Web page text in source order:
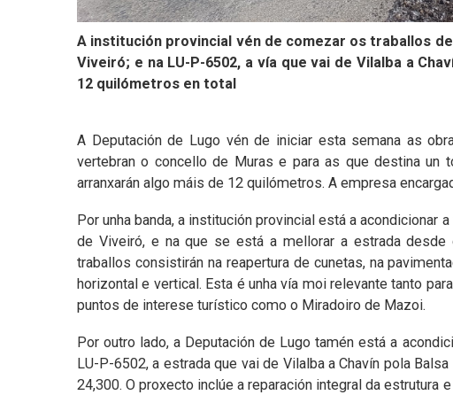
A institución provincial vén de comezar os traballos de
Viveiró; e na LU-P-6502, a vía que vai de Vilalba a
12 quilómetros en total
A Deputación de Lugo vén de iniciar esta semana as
vertebran o concello de Muras e para as que destina un
arranxarán algo máis de 12 quilómetros. A empresa
Por unha banda, a institución provincial está a acondicionar
de Viveiró, e na que se está a mellorar a estrada
traballos consistirán na reapertura de cunetas, na
horizontal e vertical. Esta é unha vía moi relevante tanto
puntos de interese turístico como o Miradoiro de Mazoi.
Por outro lado, a Deputación de Lugo tamén está a
LU-P-6502, a estrada que vai de Vilalba a Chavín pola
24,300. O proxecto inclúe a reparación integral da estrutura